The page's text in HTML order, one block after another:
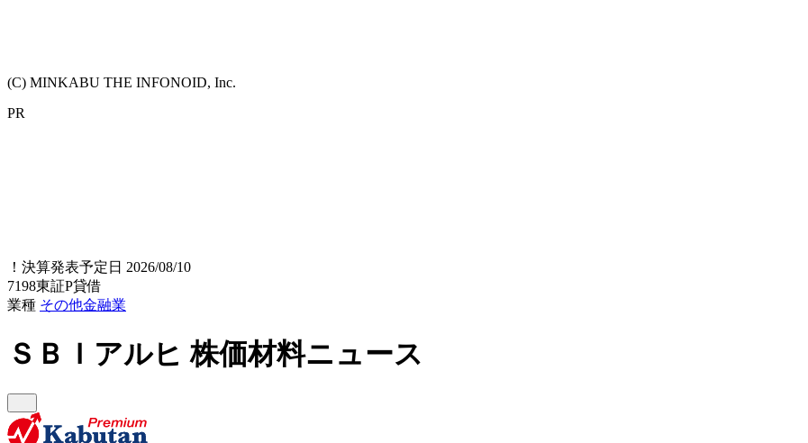
(C) MINKABU THE INFONOID, Inc.
PR
！ 決算発表予定日 2026/08/10
7198東証P貸借
業種 その他金融業
ＳＢＩアルヒ株価材料ニュース